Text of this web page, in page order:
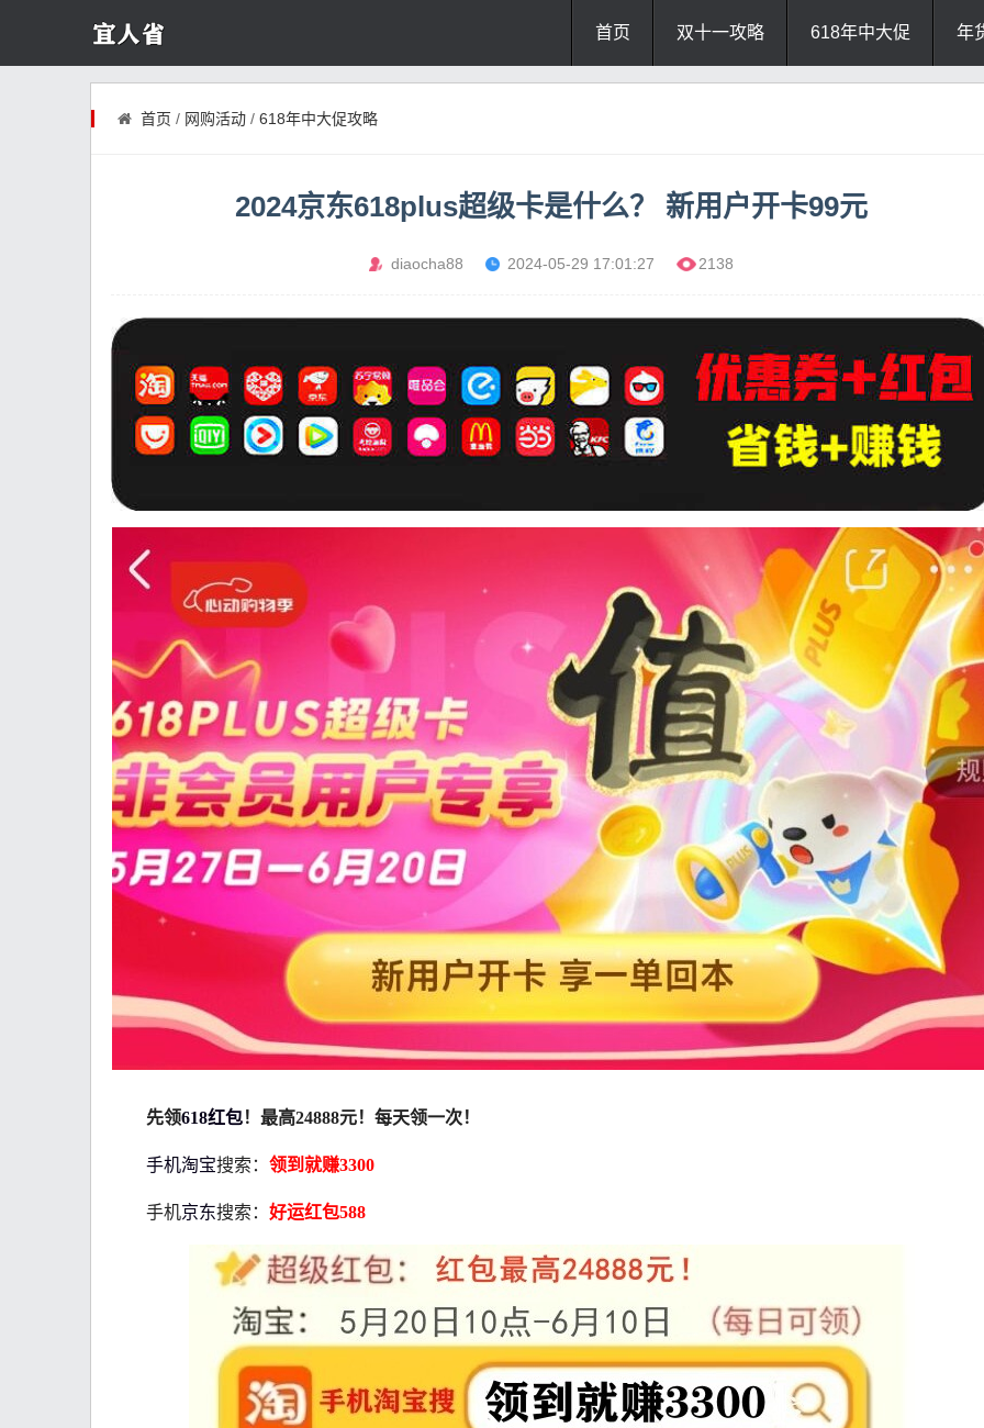
首页 双十一攻略 618年中大促 年
首页 / 网购活动/ 618年中大促攻略
2024京东618plus超级卡是什么？ 新用户开卡99元
diaocha88 2024-05-29 17:01:27 2138
先领618红包！最高24888元！每天领一次！
手机淘宝搜索： 领到就赚3300
手机京东搜索： 好运红包588